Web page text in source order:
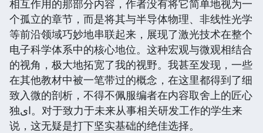
相互作用的那部分内容，作者没有将它简单地视为一
个孤立的章节，而是将其与半导体物理、非线性光学
等前沿领域巧妙地串联起来，展现了激光技术在整个
电子科学体系中的核心地位。这种宏观与微观相结合
的视角，极大地拓宽了我的视野。我甚至发现，一些
在其他教材中被一笔带过的概念，在这里都得到了细
致入微的剖析，不得不佩服编者在内容取舍上的匠心
独ای。对于致力于未来从事相关研发工作的学生来
说，这无疑是打下坚实基础的绝佳选择。